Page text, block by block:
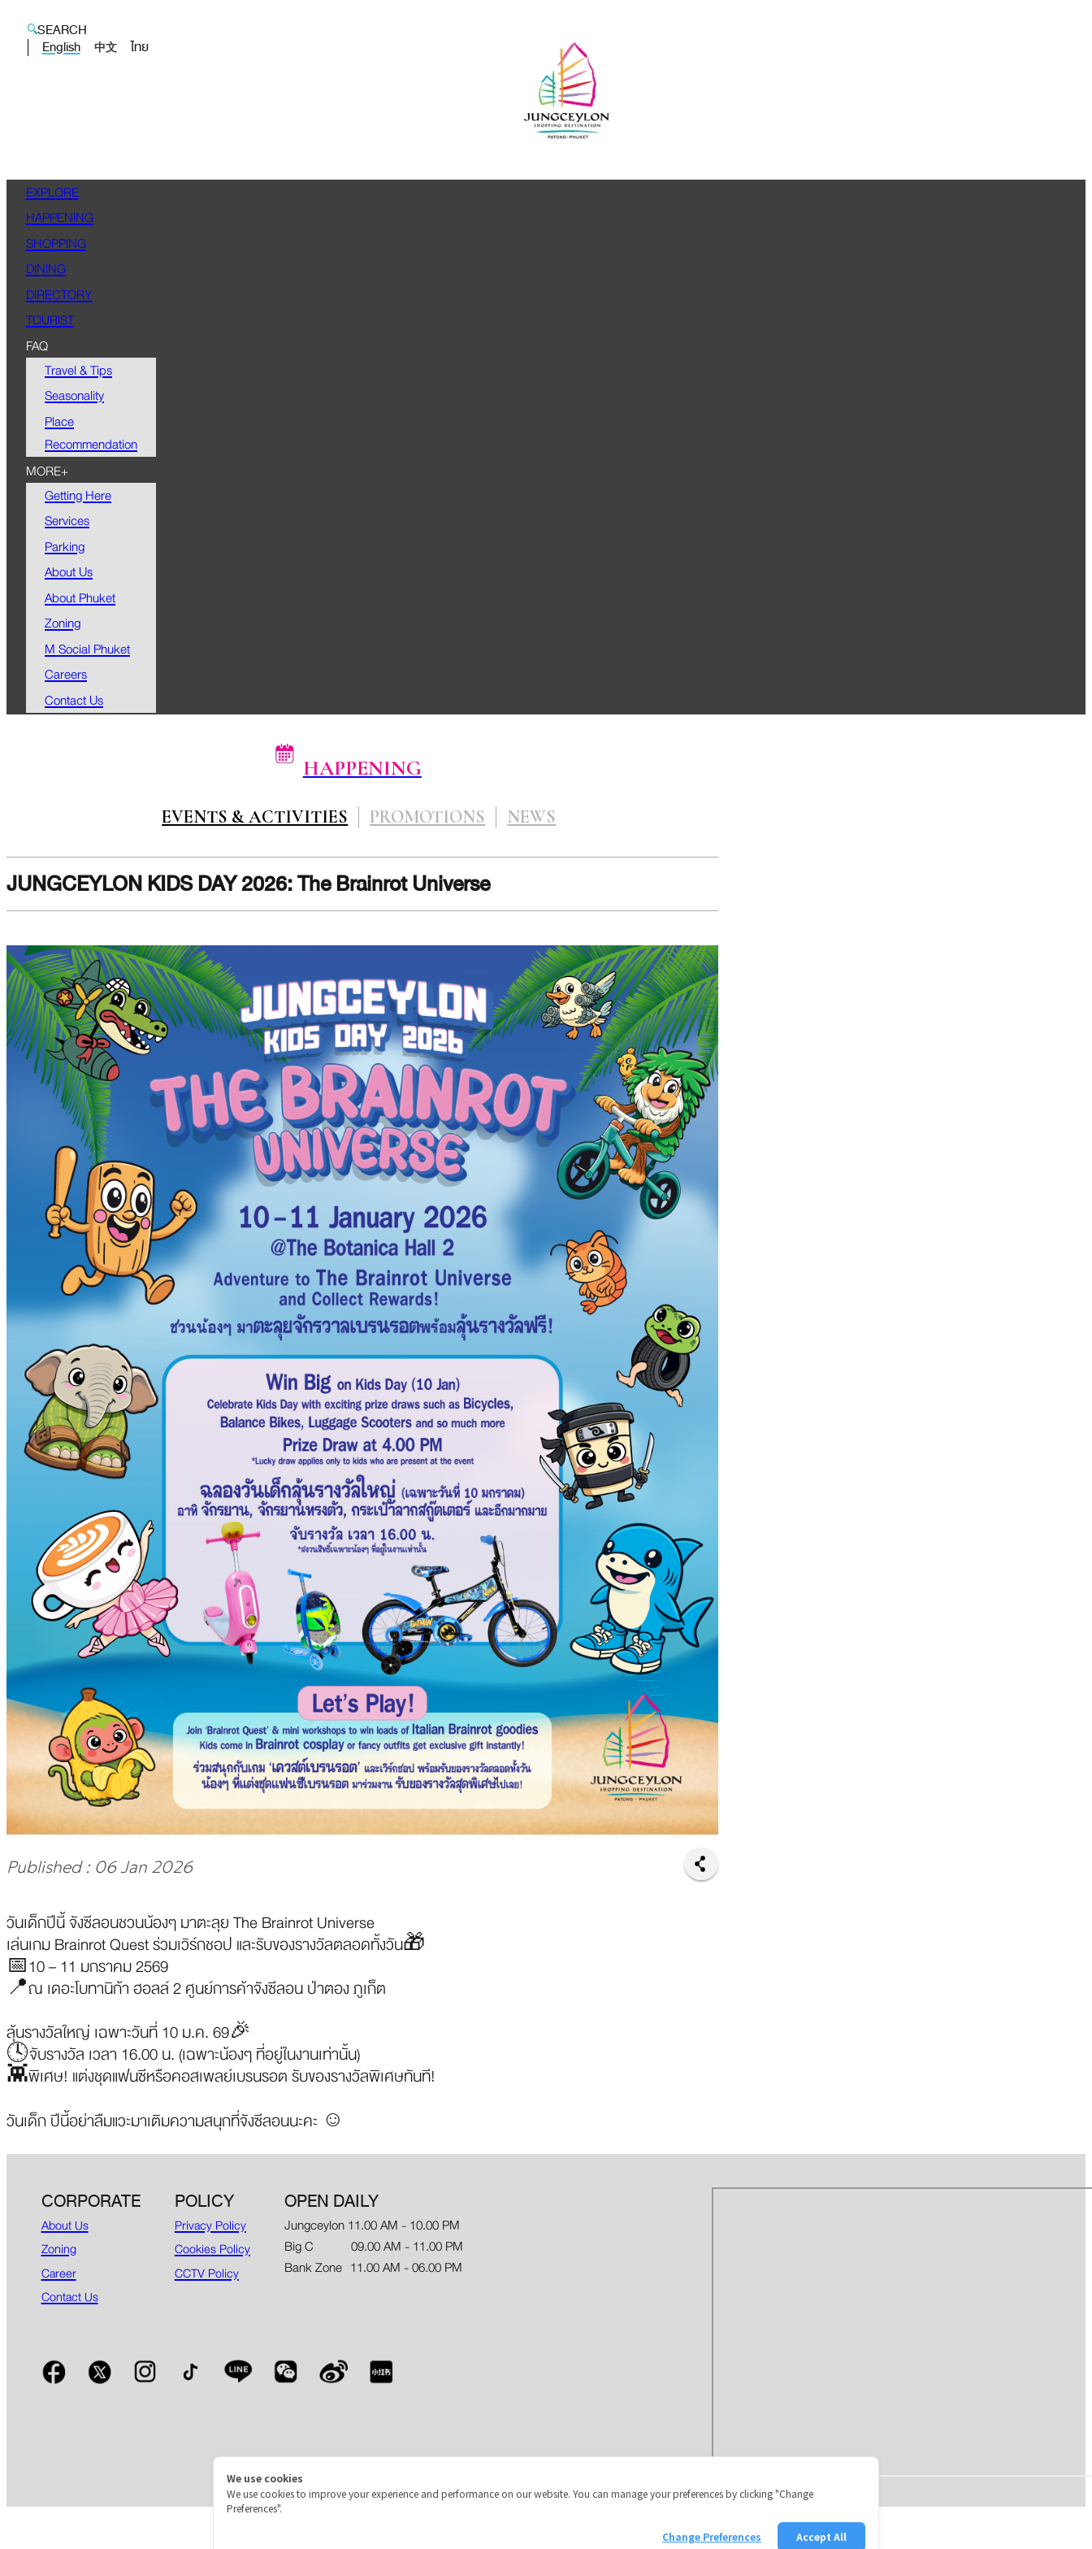
SEARCH
English
中文 ไทย
EXPLORE
HAPPENING
SHOPPING
DINING
DIRECTORY
TOURIST
FAQ
Travel & Tips
Seasonality
Place
Recommendation
MORE+
Getting Here
Services
Parking
About Us
About Phuket
Zoning
M Social Phuket
Careers
Contact Us
HAPPENING
EVENTS & ACTIVITIES PROMOTIONS NEWS
JUNGCEYLON KIDS DAY 2026: The Brainrot Universe
Published : 06 Jan 2026
วันเด็กปีนี้ จังซีลอนชวนน้องๆ มาตะลุย The Brainrot Universe
เล่นเกม Brainrot Quest ร่วมเวิร์กชอป และรับของรางวัลตลอดทั้งวัน🎁
📅10 – 11 มกราคม 2569
📍ณ เดอะโบทานิก้า ฮอลล์ 2 ศูนย์การค้าจังซีลอน ป่าตอง ภูเก็ต
ลุ้นรางวัลใหญ่ เฉพาะวันที่ 10 ม.ค. 69🎉
🕓จับรางวัล เวลา 16.00 น. (เฉพาะน้องๆ ที่อยู่ในงานเท่านั้น)
👾พิเศษ! แต่งชุดแฟนซีหรือคอสเพลย์เบรนรอต รับของรางวัลพิเศษทันที!
วันเด็ก ปีนี้อย่าลืมแวะมาเติมความสนุกที่จังซีลอนนะคะ ☺️
CORPORATE
About Us
Zoning
Career
Contact Us
POLICY
Privacy Policy
Cookies Policy
CCTV Policy
OPEN DAILY
Jungceylon 11.00 AM - 10.00 PM
Big C 09.00 AM - 11.00 PM
Bank Zone 11.00 AM - 06.00 PM
We use cookies
We use cookies to improve your experience and performance on our website. You can manage your preferences by clicking "Change
Preferences".
Accept All
Change Preferences